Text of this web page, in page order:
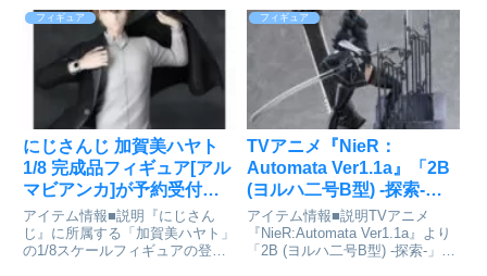
フィギュア
にじさんじ 加賀美ハヤト
1/8 完成品フィギュア[アル
マビアンカ]が予約受付開
始
アイテム情報■説明『にじさん
じ』に所属する「加賀美ハヤト」
の1/8スケールフィギュアの登場
フィギュア
TVアニメ『NieR：
Automata Ver1.1a』「2B
(ヨルハ二号B型) -探索-」
1/7 完成品フィギュア
[PROOF]が予約受付開始
アイテム情報■説明TVアニメ
『NieR:Automata Ver1.1a』より
「2B (ヨルハ二号B型) -探索-」が